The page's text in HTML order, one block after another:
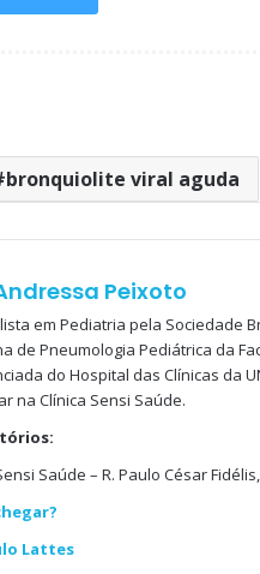
bronquiolite viral aguda
Peixoto
em Pediatria pela Sociedade
de Pneumologia Pediátrica da
do Hospital das Clínicas da
na Clínica Sensi Saúde.
Saúde – R. Paulo César
Lattes